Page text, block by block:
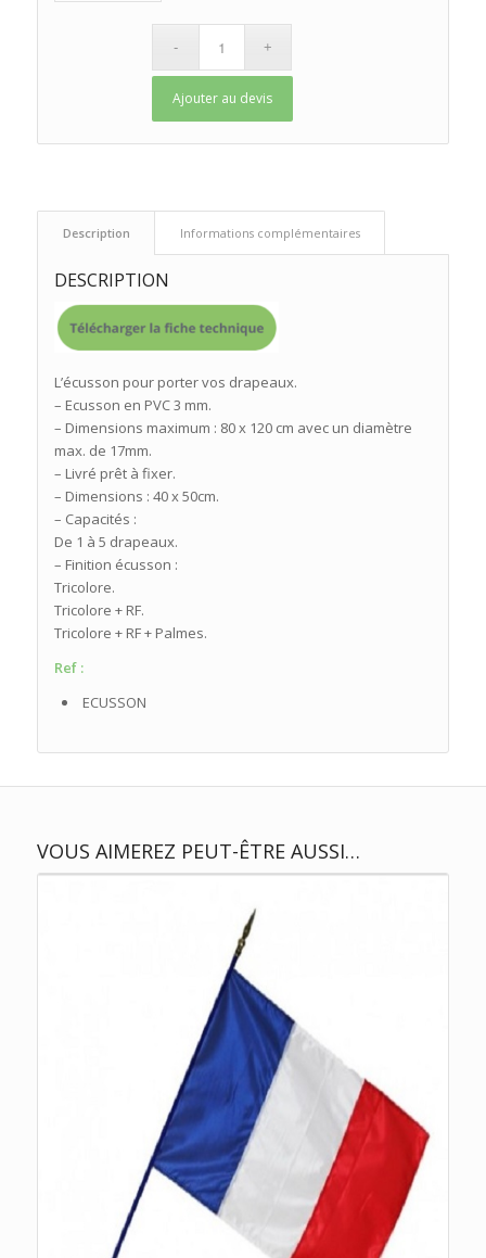
Ajouter au devis
Description Informations complémentaires
DESCRIPTION
L’écusson pour porter vos drapeaux.
– Ecusson en PVC 3 mm.
– Dimensions maximum : 80 x 120 cm avec un diamètre
max. de 17mm.
– Livré prêt à fixer.
– Dimensions : 40 x 50cm.
– Capacités :
De 1 à 5 drapeaux.
– Finition écusson :
Tricolore.
Tricolore + RF.
Tricolore + RF + Palmes.
Ref :
ECUSSON
VOUS AIMEREZ PEUT-ÊTRE AUSSI…